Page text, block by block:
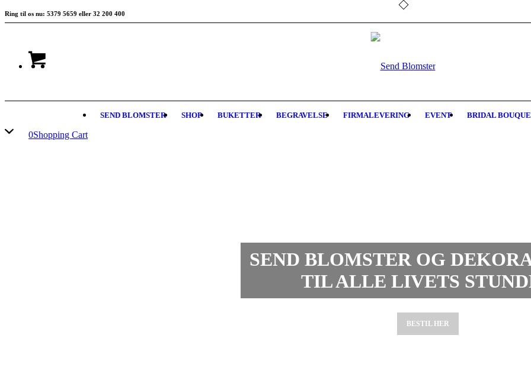
Ring til os nu: 5379 5659 eller 32 200 400
0Shopping Cart
SEND BLOMSTER SHOP BUKETTER BEGRAVELSE FIRMALEVERING EVENT BRIDAL
SEND BLOMSTER OG
TIL ALLE LIVETS
BESTIL HER